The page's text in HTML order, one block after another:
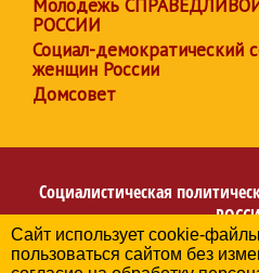
Молодежь
РОССИИ
Социал-демократический
женщин России
Домсовет
Социалистическая
Региональное отделение
Сайт использует cookie-
пользоваться сайтом без